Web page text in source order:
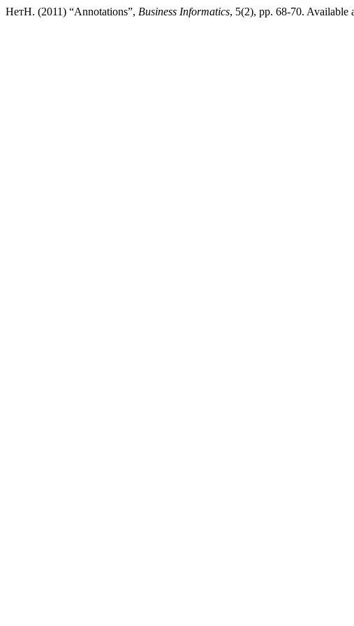
НетН. (2011) “Annotations”, Business Informatics, 5(2), pp. 68-70. Available